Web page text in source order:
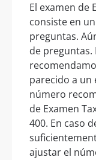
El examen de
consiste en
preguntas.
de preguntas.
parecido a un
número
de Examen
400. En caso
ajustar el